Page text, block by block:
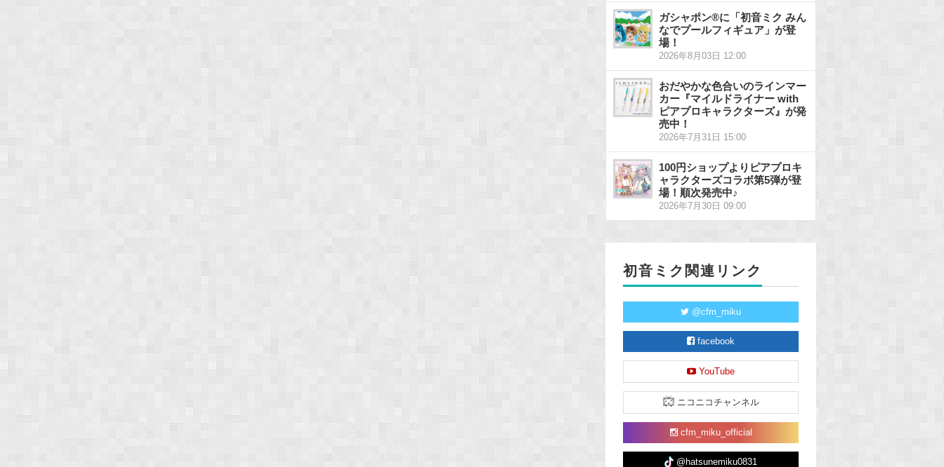
ガシャポン®に「初音ミク みん
なでプールフィギュア」が登
場！
2026年8月03日 12:00
おだやかな色合いのラインマー
カー『マイルドライナー with
ピアプロキャラクターズ』が発
売中！
2026年7月31日 15:00
100円ショップよりピアプロキ
ャラクターズコラボ第5弾が登
場！順次発売中♪
2026年7月30日 09:00
初音ミク関連リンク
@cfm_miku
facebook
YouTube
ニコニコチャンネル
cfm_miku_official
@hatsunemiku0831